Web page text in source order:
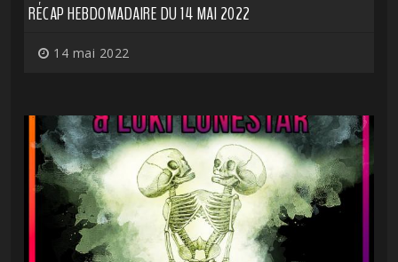
RÉCAP HEBDOMADAIRE DU 14 MAI 2022
14 mai 2022